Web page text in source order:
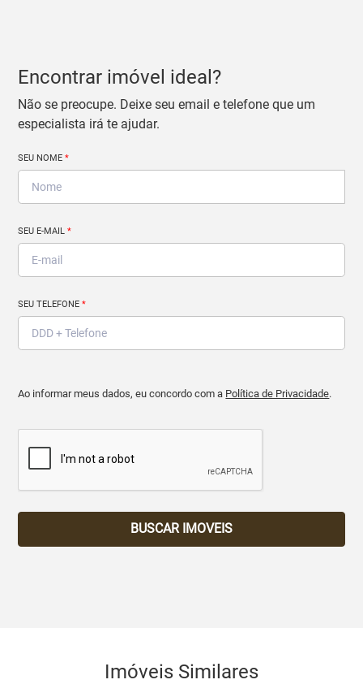
Encontrar imóvel ideal?
Não se preocupe. Deixe seu email e telefone que um
especialista irá te ajudar.
SEU NOME*
SEU E-MAIL*
SEU TELEFONE*
Ao informar meus dados, eu concordo com a Política de Privacidade.
BUSCAR IMOVEIS
Imóveis Similares